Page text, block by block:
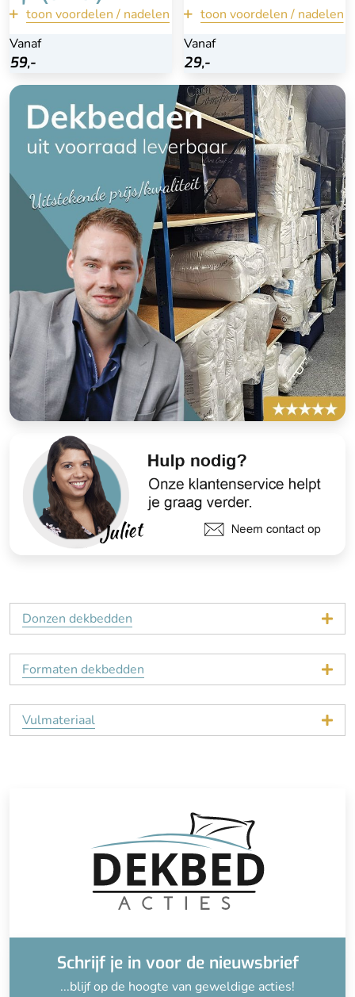
toon voordelen / nadelen
Vanaf
59,-
terug
Bekijk
toon voordelen / nadelen
Vanaf
29,-
terug
Bekijk
Donzen dekbedden
Formaten dekbedden
Vulmateriaal
Schrijf je in voor de nieuwsbrief
...blijf op de hoogte van geweldige acties!